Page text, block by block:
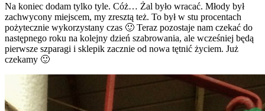
Na koniec dodam tylko tyle. Cóż… Żal było wracać. Młody był
zachwycony miejscem, my zresztą też. To był w stu procentach
pożytecznie wykorzystany czas 🙂 Teraz pozostaje nam czekać do
następnego roku na kolejny dzień szabrowania, ale wcześniej będą
pierwsze szparagi i sklepik zacznie od nowa tętnić życiem. Już
czekamy 🙂